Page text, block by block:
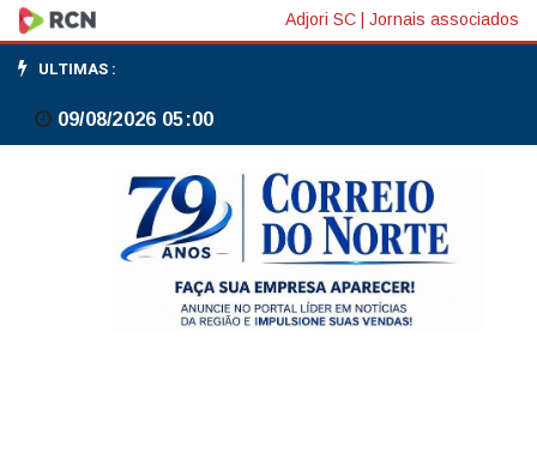
Corinthians
derrota
Platense
Libertadores
Adjori SC Jornais associados
ULTIMAS :
09/08/2026 05:00